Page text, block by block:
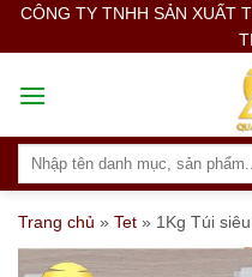
SkipCÔNG TY TNHH SẢN XUẤT
Search
Trang chủ » Tet » 1Kg Túi